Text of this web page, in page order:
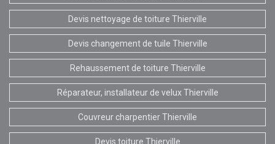
Devis nettoyage de toiture Thierville
Devis changement de tuile Thierville
Rehaussement de toiture Thierville
Réparateur, installateur de velux Thierville
Couvreur charpentier Thierville
Devis toiture Thierville